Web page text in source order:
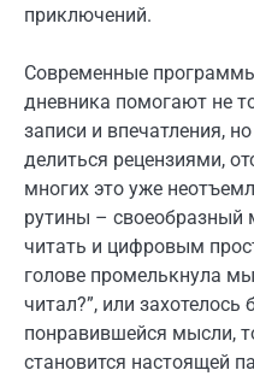
приключений.
Современные
дневника помогают не
записи и впечатления,
делиться рецензиями,
многих это уже
рутины –
читать и цифровым
голове промелькнула
читал?”, или захотелось
понравившейся мысли,
становится настоящей